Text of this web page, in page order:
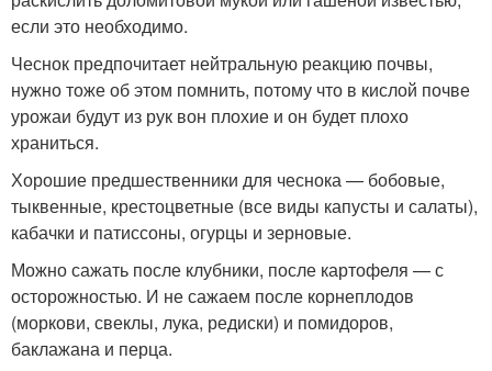
если это необходимо.
Чеснок предпочитает нейтральную реакцию почвы,
нужно тоже об этом помнить, потому что в кислой почве
урожаи будут из рук вон плохие и он будет плохо
храниться.
Хорошие предшественники для чеснока — бобовые,
тыквенные, крестоцветные (все виды капусты и салаты),
кабачки и патиссоны, огурцы и зерновые.
Можно сажать после клубники, после картофеля — с
осторожностью. И не сажаем после корнеплодов
(моркови, свеклы, лука, редиски) и помидоров,
баклажана и перца.